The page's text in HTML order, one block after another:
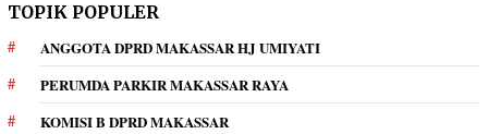
TOPIK POPULER
ANGGOTA DPRD MAKASSAR HJ UMIYATI
PERUMDA PARKIR MAKASSAR RAYA
KOMISI B DPRD MAKASSAR